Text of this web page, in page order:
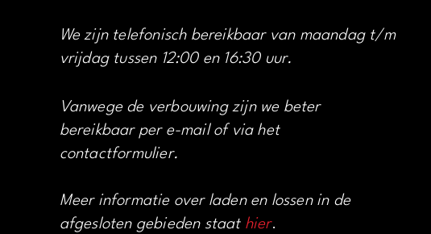
We zijn telefonisch bereikbaar van maandag t/m
vrijdag tussen 12:00 en 16:30 uur.
Vanwege de verbouwing zijn we beter
bereikbaar per e-mail of via het
contactformulier.
Meer informatie over laden en lossen in de
afgesloten gebieden staat hier.